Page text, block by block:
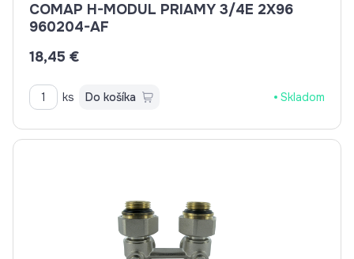
COMAP H-MODUL PRIAMY 3/4E 2X96
960204-AF
18,45 €
ks Do košíka Skladom